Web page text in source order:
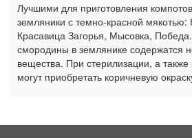
Лучшими для приготовления
земляники с темно-красной мякотью:
Красавица Загорья, Мысовка,
смородины в землянике содержатся
вещества. При стерилизации, а
могут приобретать коричневую